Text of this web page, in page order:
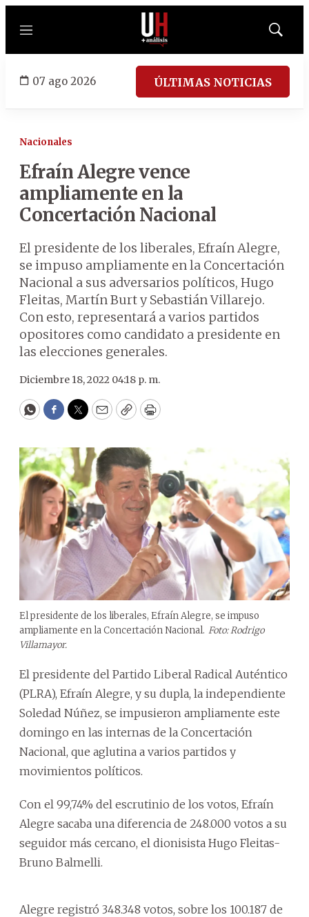
Menú
Mostrar
07 ago 2026 ÚLTIMAS NOTICIAS
Nacionales
Efraín Alegre vence
ampliamente en la
Concertación Nacional
El presidente de los liberales, Efraín Alegre,
se impuso ampliamente en la Concertación
Nacional a sus adversarios políticos, Hugo
Fleitas, Martín Burt y Sebastián Villarejo.
Con esto, representará a varios partidos
opositores como candidato a presidente en
las elecciones generales.
Diciembre 18, 2022 04:18 p. m.
WhatsApp
Facebook
Twitter
EmailCopyPrint
El presidente de los liberales, Efraín Alegre, se impuso
ampliamente en la Concertación Nacional. Foto: Rodrigo
Villamayor.
El presidente del Partido Liberal Radical Auténtico
(PLRA), Efraín Alegre, y su dupla, la independiente
Soledad Núñez, se impusieron ampliamente este
domingo en las internas de la Concertación
Nacional, que aglutina a varios partidos y
movimientos políticos.
Con el 99,74% del escrutinio de los votos, Efraín
Alegre sacaba una diferencia de 248.000 votos a su
seguidor más cercano, el dionisista Hugo Fleitas-
Bruno Balmelli.
Alegre registró 348.348 votos, sobre los 100.187 de